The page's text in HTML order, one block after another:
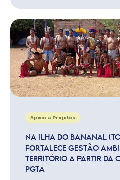
Apoio a Projetos
NA ILHA DO BANANAL
FORTALECE GESTÃO
TERRITÓRIO A PARTIR DA
PGTA